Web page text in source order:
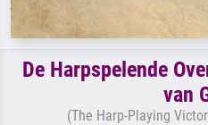
De Harpspelende
van
(The Harp-Playing